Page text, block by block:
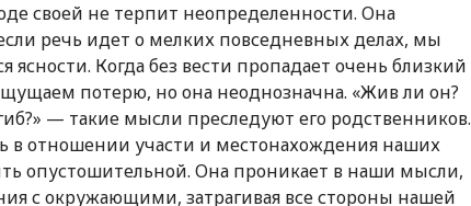
своей не терпит неопределенности. Она
речь идет о мелких повседневных делах, мы
ясности. Когда без вести пропадает очень близкий
потерю, но она неоднозначна. «Жив ли он?
— такие мысли преследуют его родственников.
в отношении участи и местонахождения наших
опустошительной. Она проникает в наши мысли,
с окружающими, затрагивая все стороны нашей